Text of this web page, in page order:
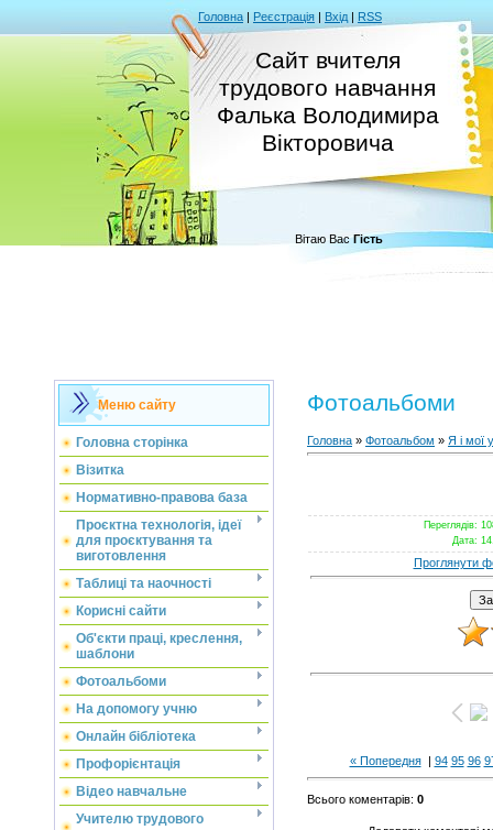
Головна | Реєстрація | Вхід | RSS
Сайт вчителя
трудового навчання
Фалька Володимира
Вікторовича
Вітаю Вас Гість
Меню сайту
Головна сторінка
Візитка
Нормативно-правова база
Проєктна технологія, ідеї
для проєктування та
виготовлення
Таблиці та наочності
Корисні сайти
Об'єкти праці, креслення,
шаблони
Фотоальбоми
На допомогу учню
Онлайн бібліотека
Профорієнтація
Відео навчальне
Учителю трудового
Фотоальбоми
Головна » Фотоальбом » Я і мої
Переглядів:
Дата:
Проглянути
« Попередня| 94 95 96
Всього коментарів: 0